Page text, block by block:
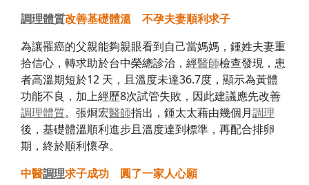
調理體質改善基礎體溫 不孕夫妻順利求子
為讓罹癌的父親能夠親眼看到自己當媽媽，鍾姓夫妻重
拾信心，轉求助於台中榮總診治，經醫師檢查發現，患
者高溫期短於12 天，且溫度未達36.7度，顯示為黃體
功能不良，加上經歷8次試管失敗，因此建議應先改善
調理體質。張烱宏醫師指出，鍾太太藉由幾個月調理
後，基礎體溫順利進步且溫度達到標準，再配合排卵
期，終於順利懷孕。
中醫調理求子成功 圓了一家人心願